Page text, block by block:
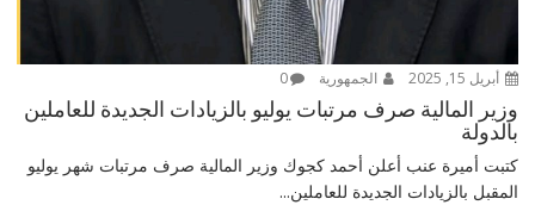
أبريل 15, 2025 الجمهورية 0
وزير المالية صرف مرتبات يوليو بالزيادات الجديدة للعاملين
بالدولة
كتبت أميرة عنب أعلن أحمد كجوك وزير المالية صرف مرتبات شهر يوليو
المقبل بالزيادات الجديدة للعاملين...